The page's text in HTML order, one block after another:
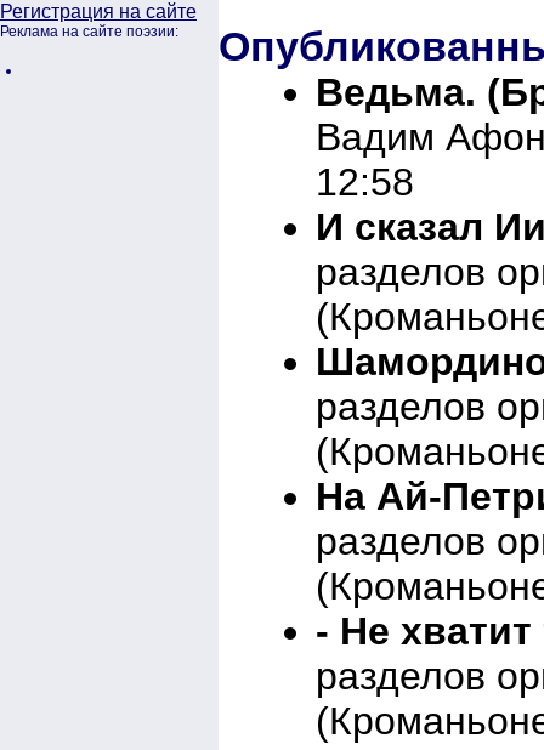
Регистрация на сайте
Реклама на сайте поэзии:
Ведьма.
Вадим
12:58
И сказал
разделов
разделов
На Ай-
разделов
- Не хватит
разделов